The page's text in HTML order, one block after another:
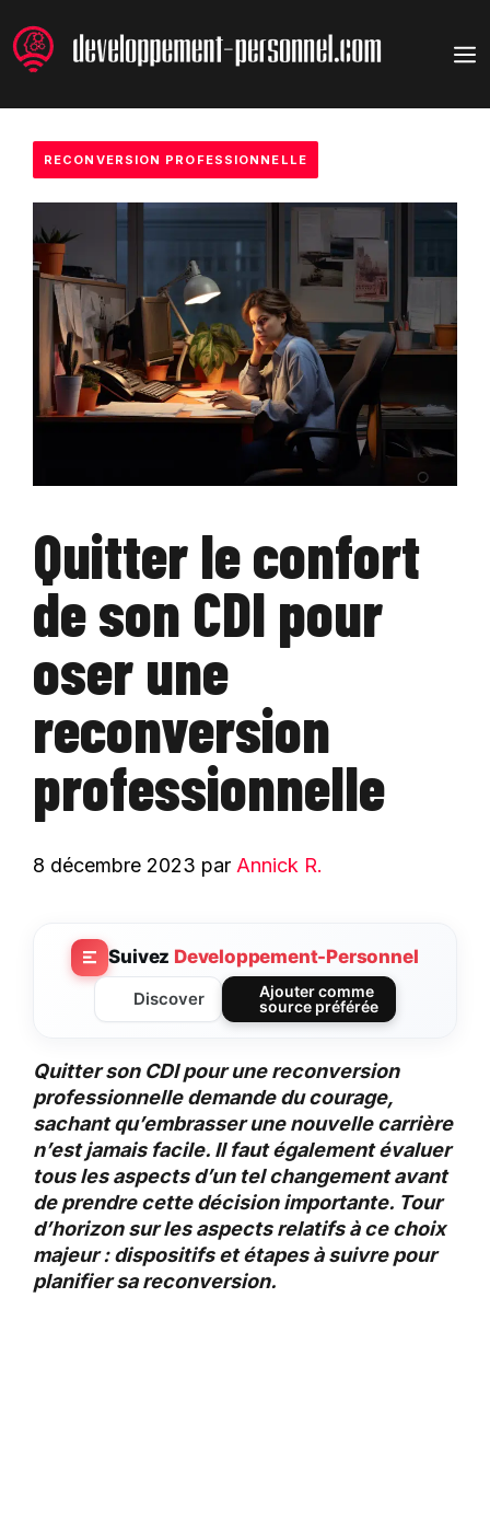
au
contenu
RECONVERSION PROFESSIONNELLE
Quitter le confort
de son CDI pour
oser une
reconversion
professionnelle
8 décembre 2023 par Annick R.
Suivez Developpement-Personnel
Discover
Ajouter comme
source préférée
Quitter son CDI pour une reconversion
professionnelle demande du courage,
sachant qu’embrasser une nouvelle carrière
n’est jamais facile. Il faut également évaluer
tous les aspects d’un tel changement avant
de prendre cette décision importante. Tour
d’horizon sur les aspects relatifs à ce choix
majeur : dispositifs et étapes à suivre pour
planifier sa reconversion.